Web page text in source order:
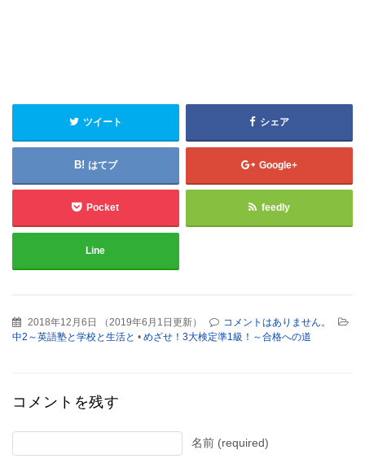
ツイート シェア
はてブ Google+
Pocket feedly
Line
2018年12月6日 （2019年6月1日更新）
コメントはありません。
中2～英語塾と学校と生活と • めざせ！3大検定準1級！～合格への道
コメントを残す
名前 (required)